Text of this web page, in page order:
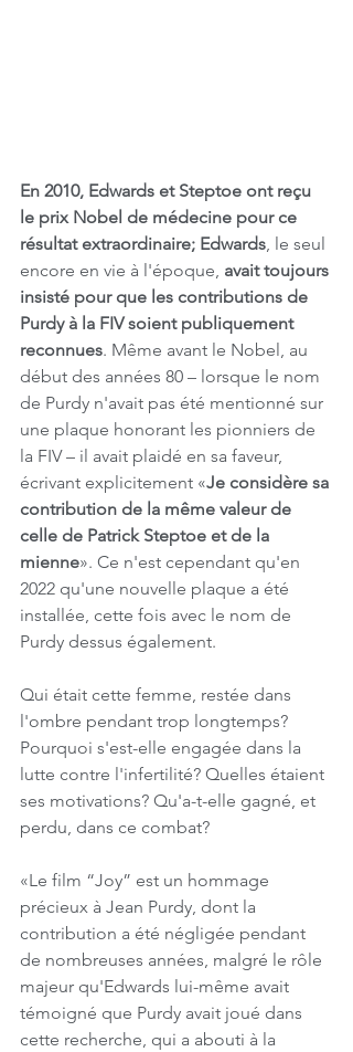
En 2010, Edwards et Steptoe ont reçu
le prix Nobel de médecine pour ce
résultat extraordinaire; Edwards , le seul
encore en vie à l'époque, avait toujours
insisté pour que les contributions de
Purdy à la FIV soient publiquement
reconnues. Même avant le Nobel, au
début des années 80 – lorsque le nom
de Purdy n'avait pas été mentionné sur
une plaque honorant les pionniers de
la FIV – il avait plaidé en sa faveur,
écrivant explicitement «Je considère sa
contribution de la même valeur de
celle de Patrick Steptoe et de la
mienne». Ce n'est cependant qu'en
2022 qu'une nouvelle plaque a été
installée, cette fois avec le nom de
Purdy dessus également.
Qui était cette femme, restée dans
l'ombre pendant trop longtemps?
Pourquoi s'est-elle engagée dans la
lutte contre l'infertilité? Quelles étaient
ses motivations? Qu'a-t-elle gagné, et
perdu, dans ce combat?
«Le film “Joy” est un hommage
précieux à Jean Purdy, dont la
contribution a été négligée pendant
de nombreuses années, malgré le rôle
majeur qu'Edwards lui-même avait
témoigné que Purdy avait joué dans
cette recherche, qui a abouti à la